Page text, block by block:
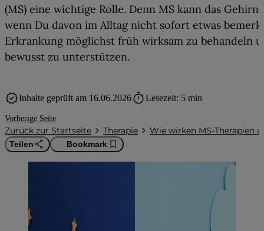
(MS) eine wichtige Rolle. Denn MS kann das
wenn Du davon im Alltag nicht sofort etwas
Erkrankung möglichst früh wirksam zu behandeln
bewusst zu unterstützen.
verifiedInhalte geprüft am 16.06.2026timerLesezeit: 5 min
Vorherige Seite
Zurück zur Startseite Therapie Wie wirken MS-Therapien
Teilen Bookmark